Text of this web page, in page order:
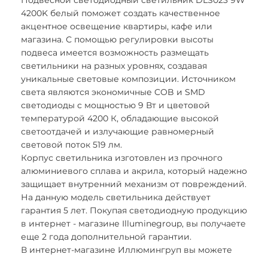
4200K белый поможет создать качественное
акцентное освещение квартиры, кафе или
магазина. С помощью регулировки высоты
подвеса имеется возможность размещать
светильники на разных уровнях, создавая
уникальные световые композиции. Источником
света являются экономичные COB и SMD
светодиоды с мощностью 9 Вт и цветовой
температурой 4200 К, обладающие высокой
светоотдачей и излучающие равномерный
световой поток 519 лм.
Корпус светильника изготовлен из прочного
алюминиевого сплава и акрила, который надежно
защищает внутренний механизм от повреждений.
На данную модель светильника действует
гарантия 5 лет. Покупая светодиодную продукцию
в интернет - магазине Illuminegroup, вы получаете
еще 2 года дополнительной гарантии.
В интернет-магазине Иллюмингруп вы можете